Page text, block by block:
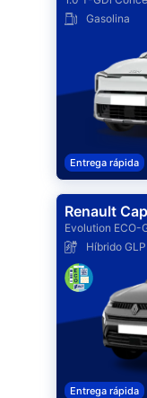
Gasolina
Entrega rápida
Renault
Evolution ECO-
Híbrido GLP
Entrega rápida